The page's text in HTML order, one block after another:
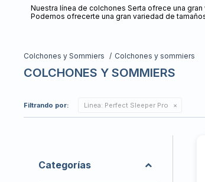
Nuestra línea de colchones Serta ofrece una
Podemos ofrecerte una gran variedad de
Colchones y Sommiers Colchones y sommiers
COLCHONES Y SOMMIERS
Filtrando por: Linea: Perfect Sleeper Pro
Categorías